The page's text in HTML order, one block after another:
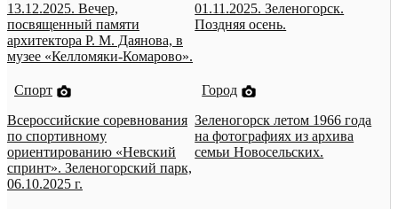
13.12.2025. Вечер,
посвященный памяти
архитектора Р. М. Даянова, в
музее «Келломяки-Комарово».
01.11.2025. Зеленогорск.
Поздняя осень.
Спорт
Всероссийские соревнования
по спортивному
ориентированию «Невский
спринт». Зеленогорский парк,
06.10.2025 г.
Город
Зеленогорск летом 1966 года
на фотографиях из архива
семьи Новосельских.